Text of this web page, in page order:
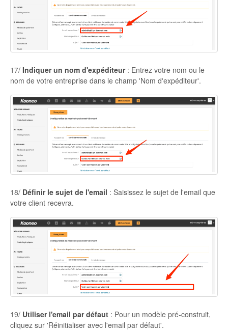
17/ Indiquer un nom d'expéditeur: Entrez votre nom ou le
nom de votre entreprise dans le champ 'Nom d'expéditeur'.
18/ Définir le sujet de l'email : Saisissez le sujet de l'email que
votre client recevra.
19/ Utiliser l'email par défaut : Pour un modèle pré-construit,
cliquez sur 'Réinitialiser avec l'email par défaut'.